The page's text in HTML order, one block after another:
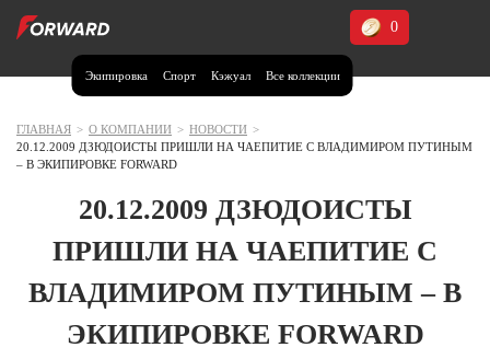
Экипировка Спорт Кэжуал Все коллекции
0
Москва и МО
Волгоградская область (1)
Калининградская область (1)
Кемеровская область (2)
ГЛАВНАЯ > О КОМПАНИИ > НОВОСТИ >
20.12.2009 ДЗЮДОИСТЫ ПРИШЛИ НА ЧАЕПИТИЕ С ВЛАДИМИРОМ ПУТИНЫМ
– В ЭКИПИРОВКЕ FORWARD
20.12.2009 ДЗЮДОИСТЫ
ПРИШЛИ НА ЧАЕПИТИЕ С
ВЛАДИМИРОМ ПУТИНЫМ – В
ЭКИПИРОВКЕ FORWARD